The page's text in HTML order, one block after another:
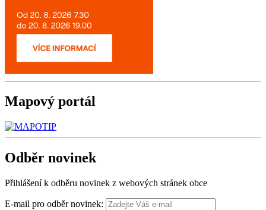
Mapový portál
Odběr novinek
Přihlášení k odběru novinek z webových stránek obce
E-mail pro odběr novinek: